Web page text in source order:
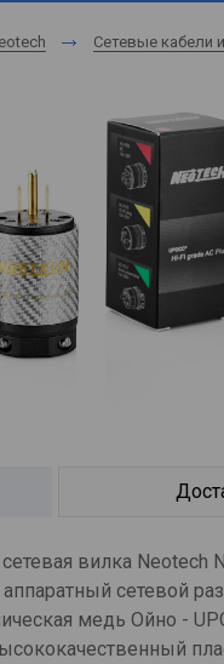
Сетевые кабели
вилка
сетевой
медь Ойно -